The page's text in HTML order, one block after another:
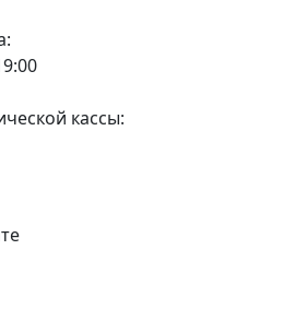
кассы: